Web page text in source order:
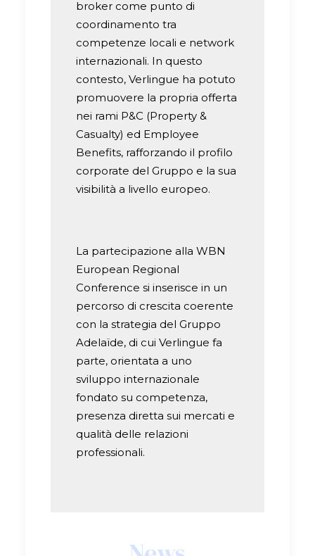
broker come punto di
coordinamento tra
competenze locali e network
internazionali. In questo
contesto, Verlingue ha potuto
promuovere la propria offerta
nei rami P&C (Property &
Casualty) ed Employee
Benefits, rafforzando il profilo
corporate del Gruppo e la sua
visibilità a livello europeo.
La partecipazione alla WBN
European Regional
Conference si inserisce in un
percorso di crescita coerente
con la strategia del Gruppo
Adelaïde, di cui Verlingue fa
parte, orientata a uno
sviluppo internazionale
fondato su competenza,
presenza diretta sui mercati e
qualità delle relazioni
professionali.